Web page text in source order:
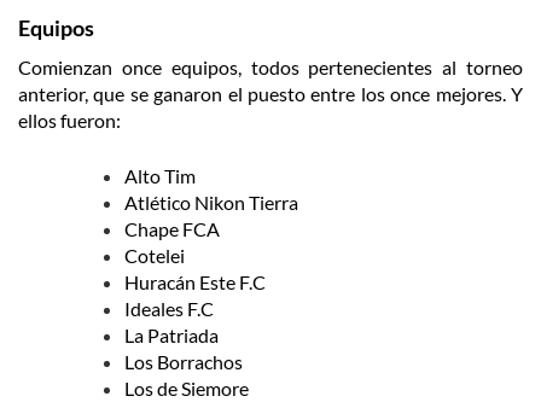
Equipos
Comienzan once equipos, todos pertenecientes al torneo
anterior, que se ganaron el puesto entre los once mejores. Y
ellos fueron:
Alto Tim
Atlético Nikon Tierra
Chape FCA
Cotelei
Huracán Este F.C
Ideales F.C
La Patriada
Los Borrachos
Los de Siemore